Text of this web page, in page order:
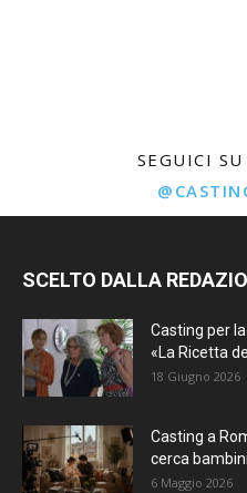
SEGUICI
SCELTO DALLA
Casting per
«La Ricetta
18 Giugno 2026
Casting a
cerca bambini
6 Maggio 2026